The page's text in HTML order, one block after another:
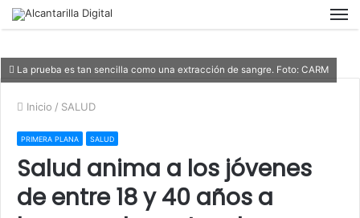
La prueba es tan sencilla como una extracción de sangre. Foto: CARM
Inicio / SALUD
PRIMERA PLANA SALUD
Salud anima a los jóvenes
de entre 18 y 40 años a